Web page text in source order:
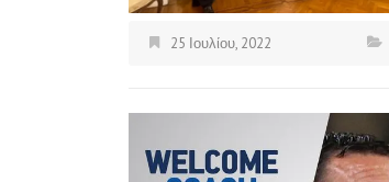
25 Ιουλίου, 2022